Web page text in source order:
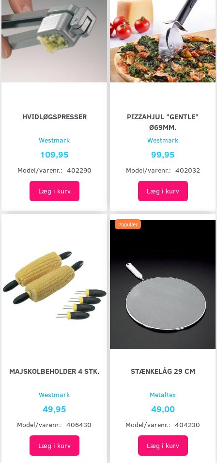
HVIDLØGSPRESSER
Westmark
109,95
Model/varenr.: 402290
Læg i kurv
PIZZAHJUL "GENTLE"
Ø69MM.
Westmark
99,95
Model/varenr.: 402032
Læg i kurv
MAJSKOLBEHOLDER 4 STK.
Westmark
49,95
Model/varenr.: 406430
Læg i kurv
Populær
STÆNKELÅG 29 CM
Metaltex
49,00
Model/varenr.: 404230
Læg i kurv